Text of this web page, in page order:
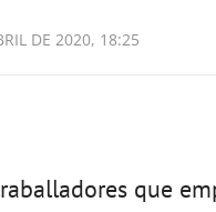
DE 2020, 18:25
que